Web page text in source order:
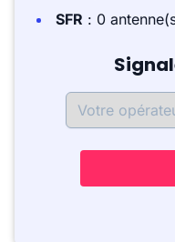
SFR : 0